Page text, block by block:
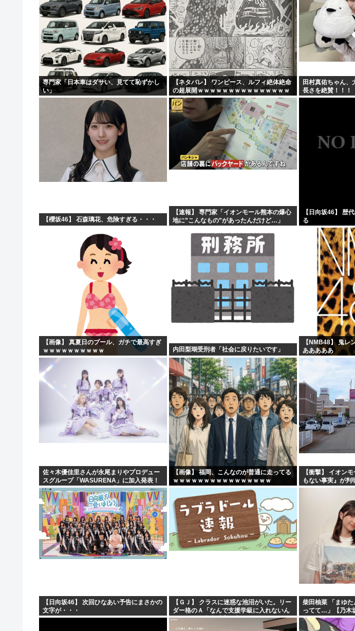
ワイの株式口座 爆損で逝く
海行ってきたで
中国企業Zbtlink製のルーター20機種にバックドア…...
実は女に勘違いされている男のオ●ニー挙げてけ
【悲報】ヤニねこ、BPOで問題視されるwww
専門家「日本車はダサい、見てて恥ずかし
い」
【ネタバレ】 ワンピース、ルフィ絶体絶命
の超展開ｗｗｗｗｗｗｗｗｗｗｗｗｗｗｗ
ｗｗｗｗｗｗｗｗｗｗｗｗｗｗｗｗｗｗｗ
ｗｗｗｗｗｗｗｗｗｗｗ...
田村真佑ちゃん、
長さを絶賛！！！
【櫻坂46】 石森璃花、危険すぎる・・・
【速報】 専門家「イオンモール熊本の爆心
地に”こんなもの”があったんだけど…」
【日向坂46】 歴
る
【画像】 真夏日のプール、ガチで最高すぎ
ｗｗｗｗｗｗｗｗｗｗ
内田梨瑚受刑者「社会に戻りたいです」
【NMB48】 鬼レ
あああああ
佐々木優佳里さんが永尾まりやプロデュー
スグループ「WASURENA」に加入発表！
現在のグループと兼任へ【元AKB48ゆかる
ん・まりやぎ】
【画像】 福岡、こんなのが普通に走ってる
ｗｗｗｗｗｗｗｗｗｗｗｗｗｗｗｗ
【衝撃】 イオン
もない事実』が判
う・・・・・・
【日向坂46】 次回ひなあい予告にまさかの
文字が・・・
【ＧＪ】 クラスに迷惑な池沼がいた。リー
ダー格のＡ「なんで支援学級に入れないん
ですか？」先生「背の高い低いと同じで、
これも個性なの！差別は...
柴田柚菜 「まゆ
ってて…」【乃木